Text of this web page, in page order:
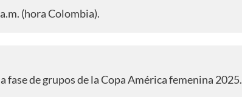
(hora Colombia).
de grupos de la Copa América femenina 2025.